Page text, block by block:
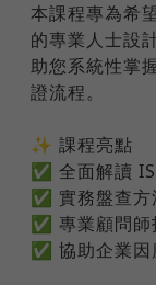
本課程專為希
的專業人士設
助您系統性掌
證流程。
✨ 課程亮點
✅ 全面解讀
✅ 實務盤查
✅ 專業顧問
✅ 協助企業